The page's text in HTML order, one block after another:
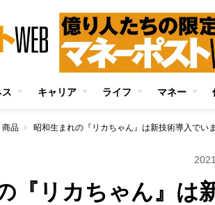
ス キャリア ライフ マネー
商品 昭和生まれの『リカちゃん』は新技術導入でい
『リカちゃん』は